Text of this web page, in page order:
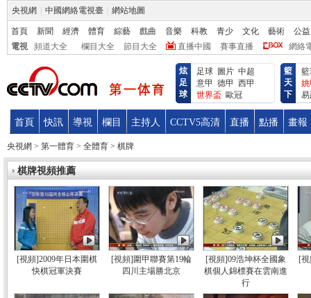
炫
足
球
足球 圖片 中超
意甲 德甲 西甲
世界盃 歐冠
籃
天
下
首頁 快訊 導視 欄目 主持人 CCTV5高清 直播 點播 畫報
央視網 > 第一體育 > 全體育 > 棋牌
棋牌視頻推薦
[視頻]2009年日本圍棋
快棋冠軍決賽
[視頻]圍甲聯賽第19輪
四川主場勝北京
[視頻]09浩坤杯全國象
棋個人錦標賽在雲南進
行
[